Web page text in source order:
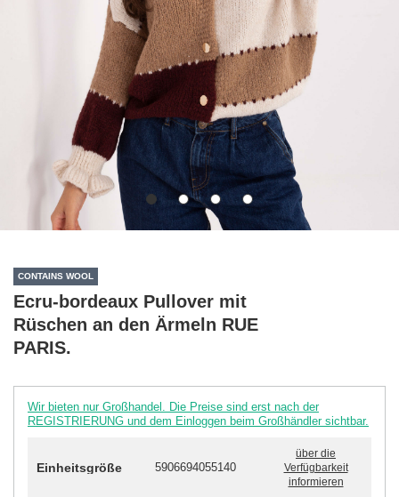
CONTAINS WOOL
Ecru-bordeaux Pullover mit
Rüschen an den Ärmeln RUE
PARIS.
Wir bieten nur Großhandel. Die Preise sind erst nach der
REGISTRIERUNG und dem Einloggen beim Großhändler sichtbar.
Einheitsgröße 5906694055140
über die
Verfügbarkeit
informieren